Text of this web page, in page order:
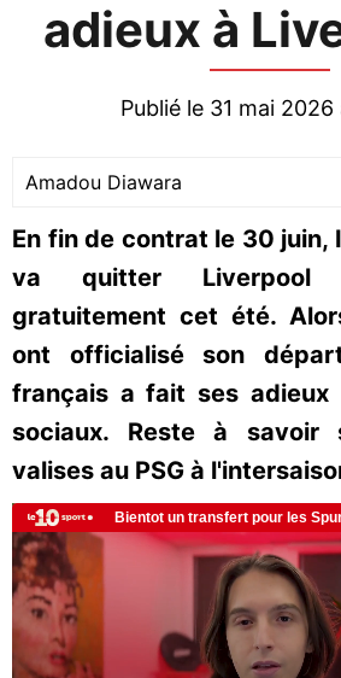
adieux à
Publié le 31 mai 2026
Amadou Diawara
En fin de contrat le 30 juin,
va quitter Liverpool
gratuitement cet été.
ont officialisé son
français a fait ses adieux
sociaux. Reste à savoir
valises au PSG à